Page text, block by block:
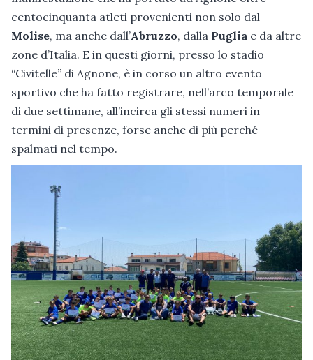
centocinquanta atleti provenienti non solo dal
Molise, ma anche dall’Abruzzo, dalla Puglia e da altre
zone d’Italia. E in questi giorni, presso lo stadio
“Civitelle” di Agnone, è in corso un altro evento
sportivo che ha fatto registrare, nell’arco temporale
di due settimane, all’incirca gli stessi numeri in
termini di presenze, forse anche di più perché
spalmati nel tempo.